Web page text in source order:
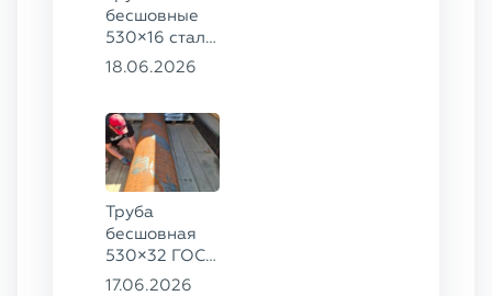
бесшовные
530×16 сталь
13ХФА,
18.06.2026
Труба
бесшовная
530×32 ГОСТ
8732-78, ст.
17.06.2026